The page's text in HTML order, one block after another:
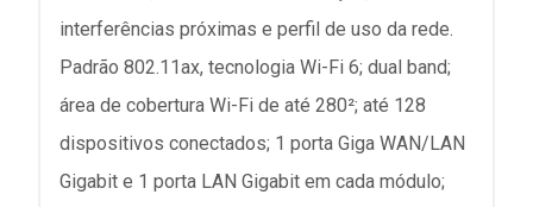
interferências próximas e perfil de uso da rede.
Padrão 802.11ax, tecnologia Wi-Fi 6; dual band;
área de cobertura Wi-Fi de até 280²; até 128
dispositivos conectados; 1 porta Giga WAN/LAN
Gigabit e 1 porta LAN Gigabit em cada módulo;